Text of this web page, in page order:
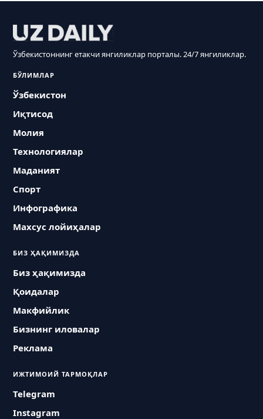
Ўзбекистоннинг етакчи янгиликлар порталы. 24/7 янгиликлар.
БЎЛИМЛАР
Ўзбекистон
Иқтисод
Молия
Технологиялар
Маданият
Спорт
Инфографика
Махсус лойиҳалар
БИЗ ҲАҚИМИЗДА
Биз ҳақимизда
Қоидалар
Макфийлик
Бизнинг иловалар
Реклама
ИЖТИМОИЙ ТАРМОҚЛАР
Telegram
Instagram